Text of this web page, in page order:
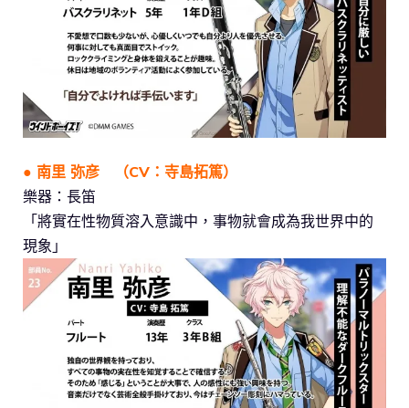
● 南里 弥彦 （CV：寺島拓篤）
樂器：長笛
「將實在性物質溶入意識中，事物就會成為我世界中的
現象」